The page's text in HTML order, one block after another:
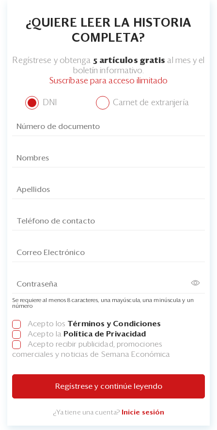
¿QUIERE LEER LA HISTORIA
COMPLETA?
Regístrese y obtenga 5 artículos gratis al mes y el
boletín informativo.
Suscríbase para acceso ilimitado
DNI Carnet de extranjería
Se requiere al menos 8 caracteres, una mayúscula, una minúscula y un
número
Acepto los Términos y Condiciones
Acepto la Política de Privacidad
Acepto recibir publicidad, promociones
comerciales y noticias de Semana Económica
Regístrese y continúe leyendo
¿Ya tiene una cuenta? Inicie sesión